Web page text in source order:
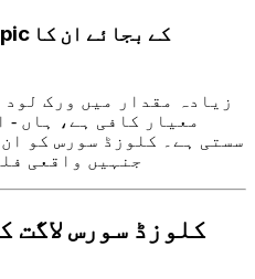
زیادہ مقدار میں ورک
سستی ہے۔ کلوزڈ سورس کو
جنہیں واقعی
کلوزڈ سورس لاگت